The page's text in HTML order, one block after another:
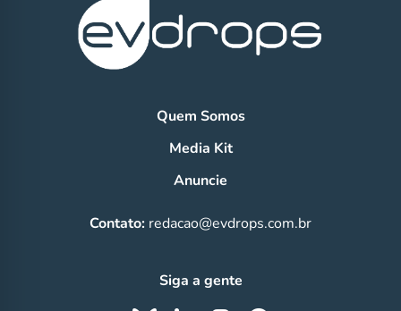
Quem Somos
Media Kit
Anuncie
Contato: redacao@evdrops.com.br
Siga a gente